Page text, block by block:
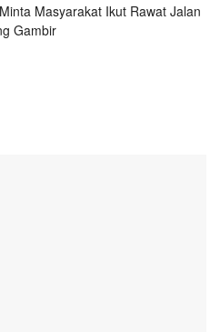
Masyarakat Ikut Rawat Jalan
Gambir